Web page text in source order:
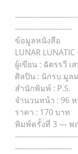
-----------------------
ข้อมูลหนังสือ
LUNAR
ผู้เขียน : ฉัตรรวี เ
ศิลปิน : นักรบ มูล
สำนักพิมพ์ : P.S.
จำนวนหน้า : 96
ราคา : 170 บาท
พิมพ์ครั้งที่ 3 — พ
-----------------------